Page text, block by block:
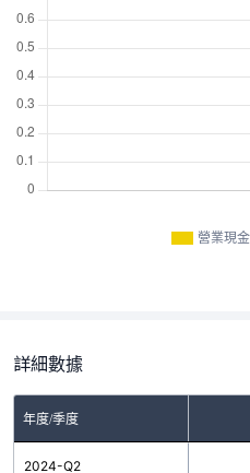
營業現
詳細數據
年度/季度
2024-Q2